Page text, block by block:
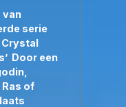
van
serie
Crystal
Door een
of